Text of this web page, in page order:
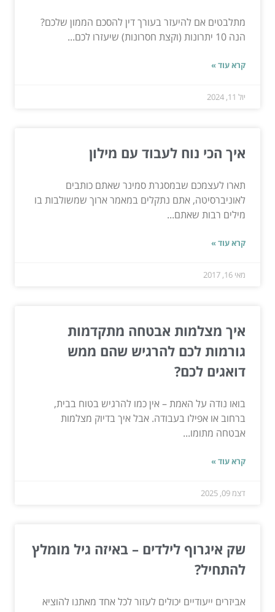
מתלבטים אם להיעזר בעורך דין להסכם הממון שלכם?
הנה 10 יתרונות (וקצת חסרונות) שיעזרו לכם...
קרא עוד »
יול 11, 2024
איך הכי נוח לעבוד עם מילון
תארו לעצמכם שבמסגרת סמינר שאתם כותבים
לאוניברסיטה, אתם נתקלים במאמר ארוך שמשולבות בו
מילים רבות שאתם...
קרא עוד »
מאי 16, 2017
איך מצלמות אבטחה מתקדמות
גורמות לכם להרגיש שהם ממש
דואגים לכם?
בואו נודה על האמת – אין כמו להרגיש בטוח בבית,
ברחוב או אפילו בעבודה. אבל איך בדיוק מצלמות
אבטחה מתומו...
קרא עוד »
דצמ 09, 2025
שק איגרוף לילדים – באיזה גיל מומלץ
להתחיל?
אביזרים ייעודיים יכולים לעזור לכל אחד מאתנו להוציא